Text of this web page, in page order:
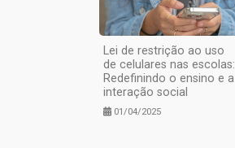
Lei de restrição ao uso
de celulares nas escolas:
Redefinindo o ensino e a
interação social
01/04/2025